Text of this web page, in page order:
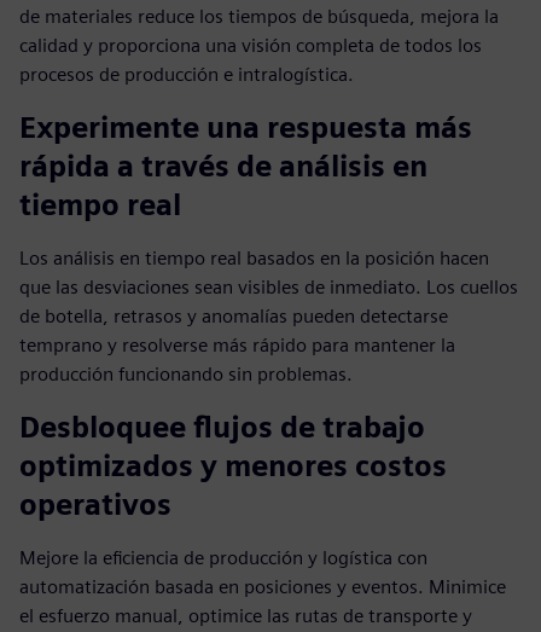
de materiales reduce los tiempos de búsqueda, mejora la
calidad y proporciona una visión completa de todos los
procesos de producción e intralogística.
Experimente una respuesta más
rápida a través de análisis en
tiempo real
Los análisis en tiempo real basados en la posición hacen
que las desviaciones sean visibles de inmediato. Los cuellos
de botella, retrasos y anomalías pueden detectarse
temprano y resolverse más rápido para mantener la
producción funcionando sin problemas.
Desbloquee flujos de trabajo
optimizados y menores costos
operativos
Mejore la eficiencia de producción y logística con
automatización basada en posiciones y eventos. Minimice
el esfuerzo manual, optimice las rutas de transporte y